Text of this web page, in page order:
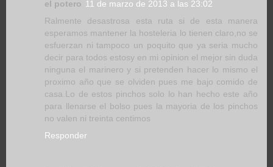
el potero 11 de marzo de 2013 a las 23:02
Ralmente desastrosa esta ruta si de esta manera
esperamos mantener la hosteleria lo tienen claro,no se
esfuerzan ni tampoco un poquito que ya seria mucho
decir para todos estosy en mi opinion el mejor sin duda
ninguna el marinero y si pretenden hacer lo mismo el
proximo año que se olviden pues me bajo comido de
casa.Lo de estos pinchos solo lo han hecho este año
para llenarse el bolso pues la mayoria de los pinchos
no valen ni treinta centimos
Responder